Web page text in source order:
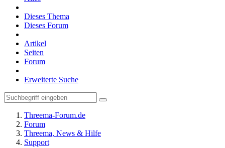
Dieses Thema
Dieses Forum
Artikel
Seiten
Forum
Erweiterte Suche
Threema-Forum.de
Forum
Threema, News & Hilfe
Support